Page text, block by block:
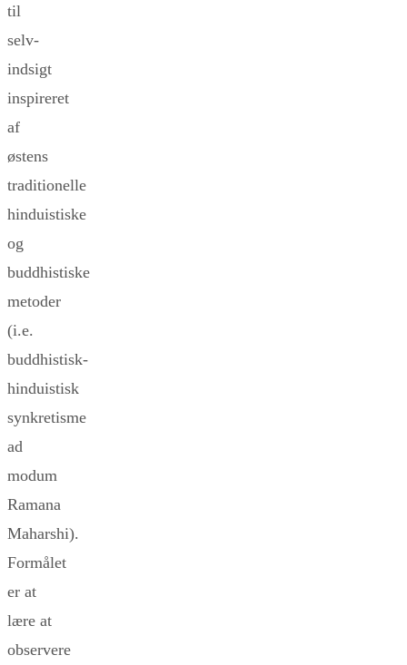
til
selv-
indsigt
inspireret
af
østens
traditionelle
hinduistiske
og
buddhistiske
metoder
(i.e.
buddhistisk-
hinduistisk
synkretisme
ad
modum
Ramana
Maharshi).
Formålet
er at
lære at
observere